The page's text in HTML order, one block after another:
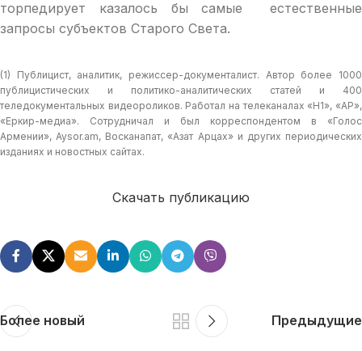
торпедирует казалось бы самые естественные
запросы субъектов Старого Света.
(1) Публицист, аналитик, режиссер-документалист. Автор более 1000
публицистических и политико-аналитических статей и 400
теледокументальных видеороликов. Работал на телеканалах «Н1», «АР»,
«Еркир-медиа». Сотрудничал и был корреспондентом в «Голос
Армении», Aysor.am, Восканапат, «Азат Арцах» и других периодических
изданиях и новостных сайтах.
Скачать публикацию
Более новый Предыдущие